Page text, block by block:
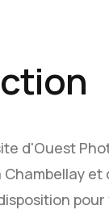
d'Ouest
et